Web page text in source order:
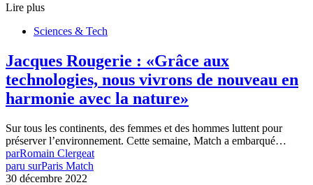
Lire plus
Sciences & Tech
Jacques Rougerie : «Grâce aux
technologies, nous vivrons de nouveau en
harmonie avec la nature»
Sur tous les continents, des femmes et des hommes luttent pour
préserver l’environnement. Cette semaine, Match a embarqué…
parRomain Clergeat
paru surParis Match
30 décembre 2022